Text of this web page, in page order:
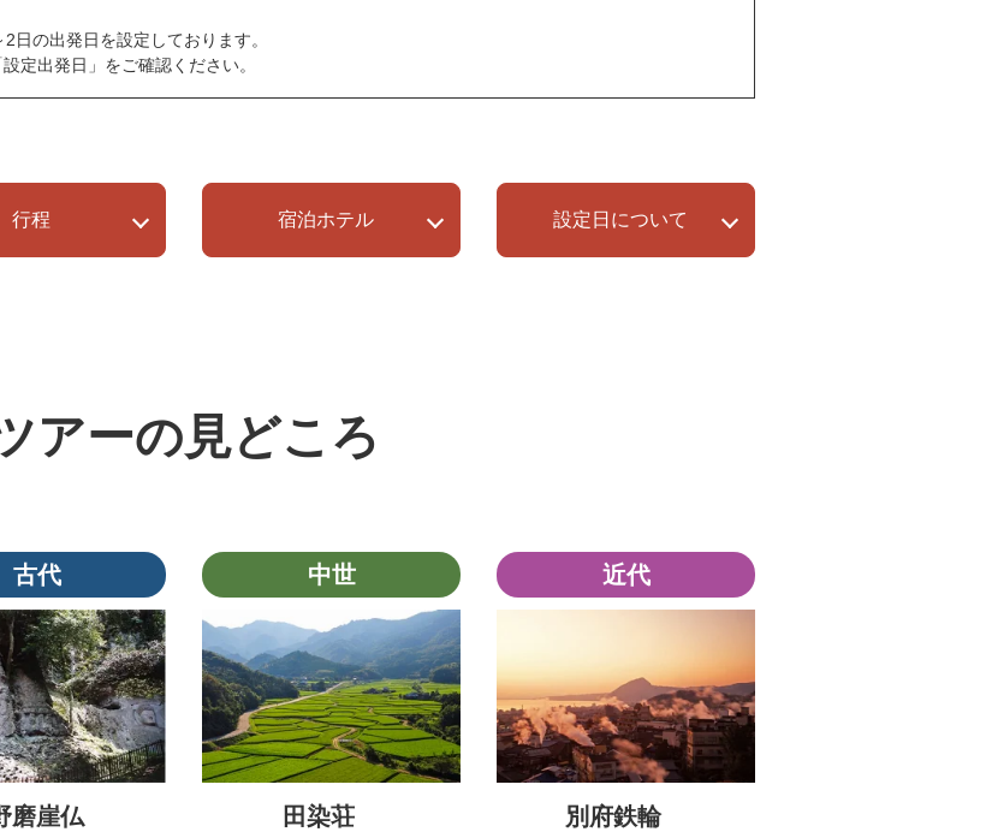
の出発日を設定しております。
定出発日」をご確認ください。
行程 宿泊ホテル 設定日について
アーの見どころ
古代
磨崖仏
中世
田染荘
近代
別府鉄輪